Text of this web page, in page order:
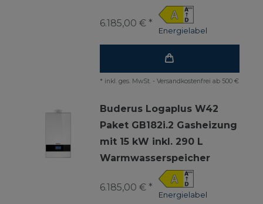
Energielabel
6.185,00 € *
* inkl. ges. MwSt. - Versandkostenfrei ab 500 €
Buderus Logaplus W42
Paket GB182i.2 Gasheizung
mit 15 kW inkl. 290 L
Warmwasserspeicher
Energielabel
6.185,00 € *